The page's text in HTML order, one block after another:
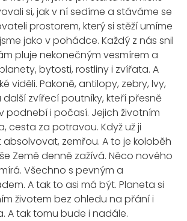
si, jak v ní sedíme a stáváme se
prostorem, který si stěží umíme
jako v pohádce. Každý z nás snil
pluje nekonečným vesmírem a
bytosti, rostliny i zvířata. A
viděli. Pakoně, antilopy, zebry, lvy,
další zvířecí poutníky, kteří přesně
podnebí i počasí. Jejich životním
cesta za potravou. Když už ji
zemřou. A to je koloběh
Země denně zažívá. Něco nového
Všechno s pevným a
A tak to asi má být. Planeta si
životem bez ohledu na přání i
A tak tomu bude i nadále.